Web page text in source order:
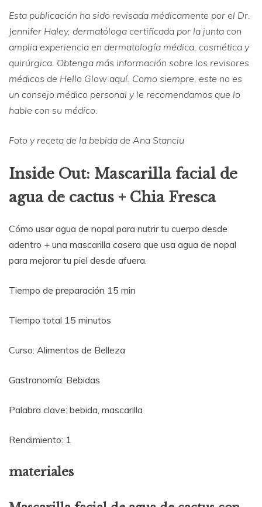
Esta publicación ha sido revisada médicamente por el Dr.
Jennifer Haley, dermatóloga certificada por la junta con
amplia experiencia en dermatología médica, cosmética y
quirúrgica. Obtenga más información sobre los revisores
médicos de Hello Glow aquí. Como siempre, este no es
un consejo médico personal y le recomendamos que lo
hable con su médico.
Foto y receta de la bebida de Ana Stanciu
Inside Out: Mascarilla facial de
agua de cactus + Chia Fresca
Cómo usar agua de nopal para nutrir tu cuerpo desde
adentro + una mascarilla casera que usa agua de nopal
para mejorar tu piel desde afuera.
Tiempo de preparación 15 min
Tiempo total 15 minutos
Curso: Alimentos de Belleza
Gastronomía: Bebidas
Palabra clave: bebida, mascarilla
Rendimiento: 1
materiales